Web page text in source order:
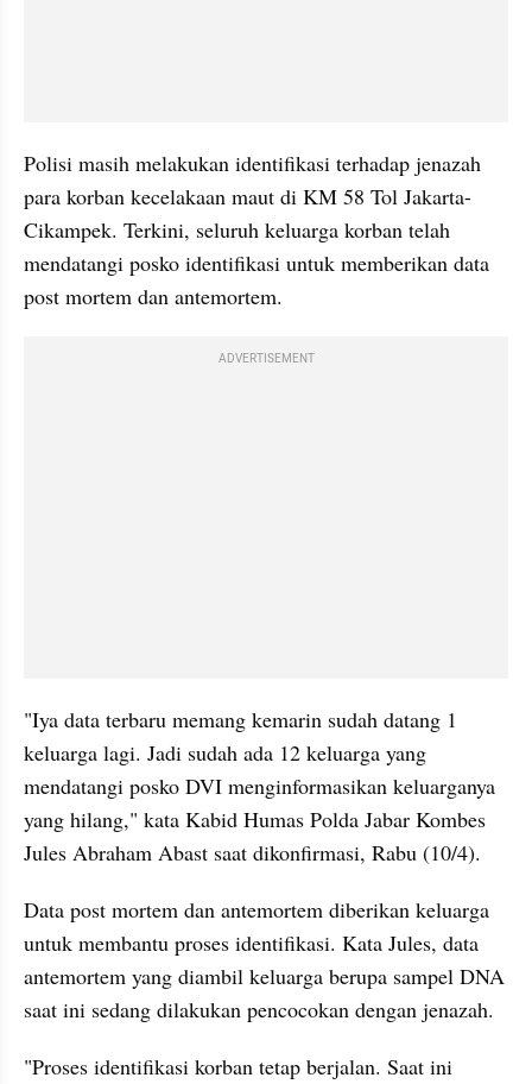
Polisi masih melakukan identifikasi terhadap jenazah
para korban kecelakaan maut di KM 58 Tol Jakarta-
Cikampek. Terkini, seluruh keluarga korban telah
mendatangi posko identifikasi untuk memberikan data
post mortem dan antemortem.
ADVERTISEMENT
"Iya data terbaru memang kemarin sudah datang 1
keluarga lagi. Jadi sudah ada 12 keluarga yang
mendatangi posko DVI menginformasikan keluarganya
yang hilang," kata Kabid Humas Polda Jabar Kombes
Jules Abraham Abast saat dikonfirmasi, Rabu (10/4).
Data post mortem dan antemortem diberikan keluarga
untuk membantu proses identifikasi. Kata Jules, data
antemortem yang diambil keluarga berupa sampel DNA
saat ini sedang dilakukan pencocokan dengan jenazah.
"Proses identifikasi korban tetap berjalan. Saat ini